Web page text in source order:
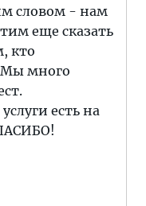
словом - нам
еще сказать
кто
Мы много
есть на